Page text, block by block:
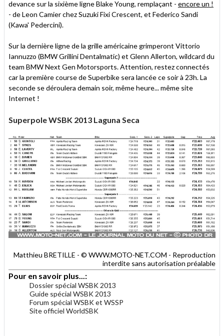
devance sur la sixième ligne Blake Young, remplaçant - encore un !
- de Leon Camier chez Suzuki Fixi Crescent, et Federico Sandi
(Kawa' Pedercini).
Sur la dernière ligne de la grille américaine grimperont Vittorio
Iannuzzo (BMW Grillini Dentalmatic) et Glenn Allerton, wildcard du
team BMW Next Gen Motorsports. Attention, restez connectés
car la première course de Superbike sera lancée ce soir à 23h. La
seconde se déroulera demain soir, même heure... même site
Internet !
Superpole WSBK 2013 Laguna Seca
Matthieu BRETILLE - © WWW.MOTO-NET.COM - Reproduction
interdite sans autorisation préalable
Pour en savoir plus...:
Dossier spécial WSBK 2013
Guide spécial WSBK 2013
Forum spécial WSBK et WSSP
Site officiel WorldSBK